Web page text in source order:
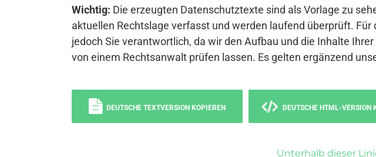
Wichtig: Die erzeugten Datenschutztexte sind als Vorlage zu
aktuellen Rechtslage verfasst und werden laufend überprüft.
jedoch Sie verantwortlich, da wir den Aufbau und die Inhalte
von einem Rechtsanwalt prüfen lassen. Es gelten ergänzend
DEUTSCHE TEXTVERSION KOPIEREN DEUTSCHE HTML-VERSION
Unterhalb dieser